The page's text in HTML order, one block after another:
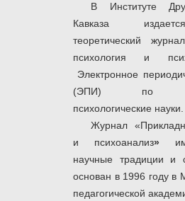
В Институте
Кавказа
теоретический
психология и
Электронное
(ЭПИ) по
психологические науки.
Журнал
и психоанализ»
научные традиции и
основан в 1996 году в
педагогической